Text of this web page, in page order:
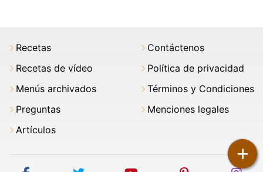
+
Recetas
Recetas de vídeo
Menús archivados
Preguntas
Artículos
Contáctenos
Política de privacidad
Términos y Condiciones
Menciones legales